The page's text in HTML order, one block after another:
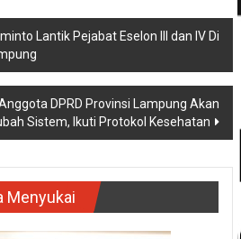
Lantik Pejabat Eselon III dan IV Di
DPRD Provinsi Lampung Akan
Sistem, Ikuti Protokol Kesehatan
Menyukai